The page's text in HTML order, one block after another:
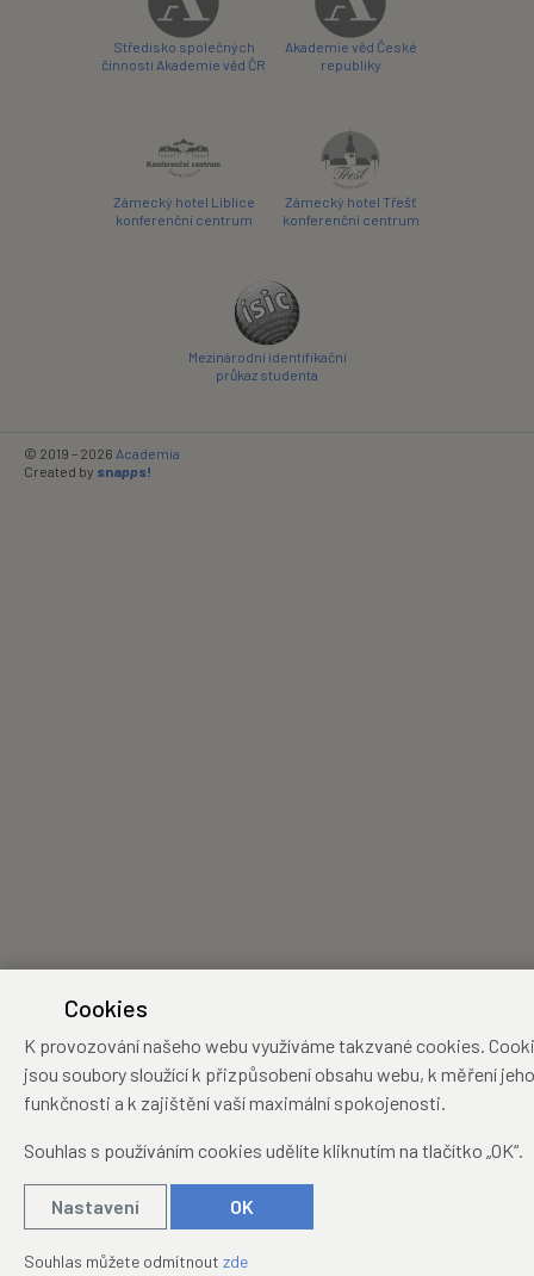
Středisko společných
činností Akademie věd ČR
Akademie věd České
republiky
Zámecký hotel Liblice
konferenční centrum
Zámecký hotel Třešť
konferenční centrum
Mezinárodní identifikační
průkaz studenta
© 2019 – 2026 Academia
Created by snapps!
Cookies
K provozování našeho webu využíváme takzvané cookies.
jsou soubory sloužící k přizpůsobení obsahu webu, k měření jeho
funkčnosti a k zajištění vaší maximální spokojenosti.
Souhlas s používáním cookies udělíte kliknutím na tlačítko „OK“.
Nastavení OK
Souhlas můžete odmítnout zde